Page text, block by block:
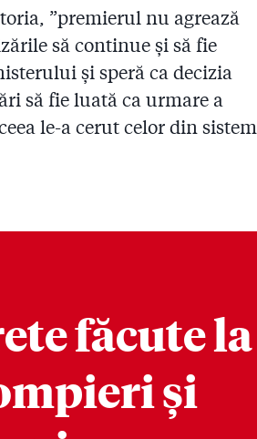
”premierul nu agrează
să continue și să fie
și speră ca decizia
să fie luată ca urmare a
le-a cerut celor din sistem
făcute la
și